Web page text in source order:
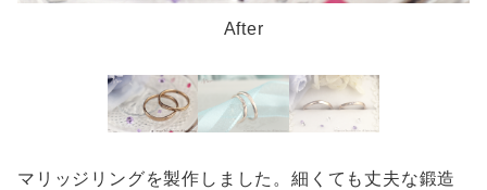
After
マリッジリングを製作しました。細くても丈夫な鍛造